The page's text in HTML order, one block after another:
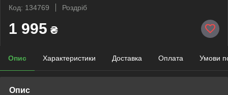
Код: 134769
Роздріб
1 995 ₴
Опис Характеристики Доставка Оплата Умови
Опис